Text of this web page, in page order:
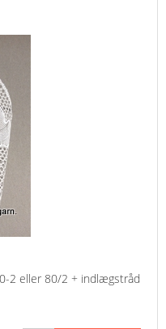
2 eller 80/2 + indlægstråd